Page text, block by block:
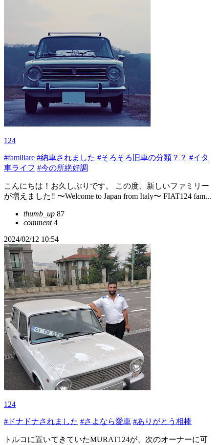
124
#familiare #納車されました #そろそろ旧車の分類？？ #イタ
車ライフ #今の所絶好調
こんにちは！お久しぶりです。 この度、新しいファミリー
が増えました‼️ 〜Welcome to Japan from Italy〜 FIAT124 fam...
thumb_up 87
comment4
2024/02/12 10:54
124
#ドナドナされました #さよなら愛車 #ありがとう相棒
トルコに置いてきていたMURAT124が、次のオーナーに可